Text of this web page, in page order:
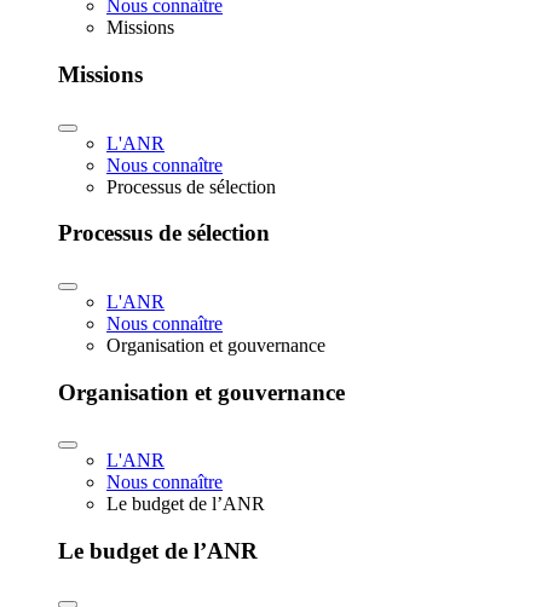
Nous connaître
Missions
Missions
L'ANR
Nous connaître
Processus de sélection
Processus de sélection
L'ANR
Nous connaître
Organisation et gouvernance
Organisation et gouvernance
L'ANR
Nous connaître
Le budget de l’ANR
Le budget de l’ANR